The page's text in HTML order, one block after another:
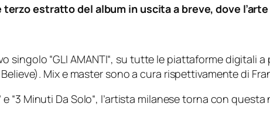
terzo estratto del album in uscita a breve, dove
singolo “GLI AMANTI“, su tutte le piattaforme digitali a
Mix e master sono a cura rispettivamente di
e “3 Minuti Da Solo“, l’artista milanese torna con